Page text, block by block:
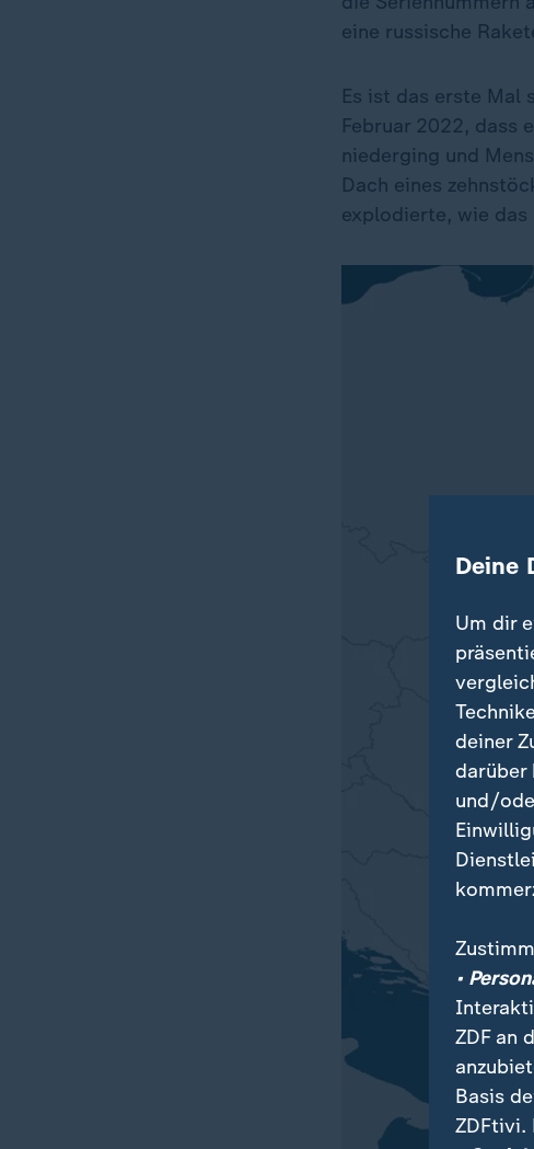
eine russische
Es ist das erste Mal
Februar 2022, dass
niederging und
Dach eines
explodierte, wie
Deine
Um dir
deiner
darüber
und/
•
ZDF an
Basis
ZDFtivi.